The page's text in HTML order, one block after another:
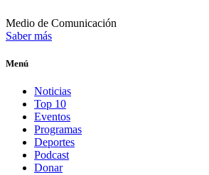
Medio de Comunicación
Saber más
Menú
Noticias
Top 10
Eventos
Programas
Deportes
Podcast
Donar